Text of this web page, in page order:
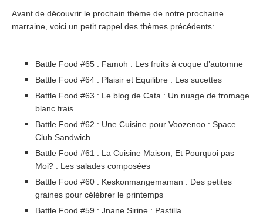
Avant de découvrir le prochain thème de notre prochaine
marraine, voici un petit rappel des thèmes précédents:
Battle Food #65 : Famoh : Les fruits à coque d’automne
Battle Food #64 : Plaisir et Equilibre : Les sucettes
Battle Food #63 : Le blog de Cata : Un nuage de fromage
blanc frais
Battle Food #62 : Une Cuisine pour Voozenoo : Space
Club Sandwich
Battle Food #61 : La Cuisine Maison, Et Pourquoi pas
Moi? : Les salades composées
Battle Food #60 : Keskonmangemaman : Des petites
graines pour célébrer le printemps
Battle Food #59 : Jnane Sirine : Pastilla